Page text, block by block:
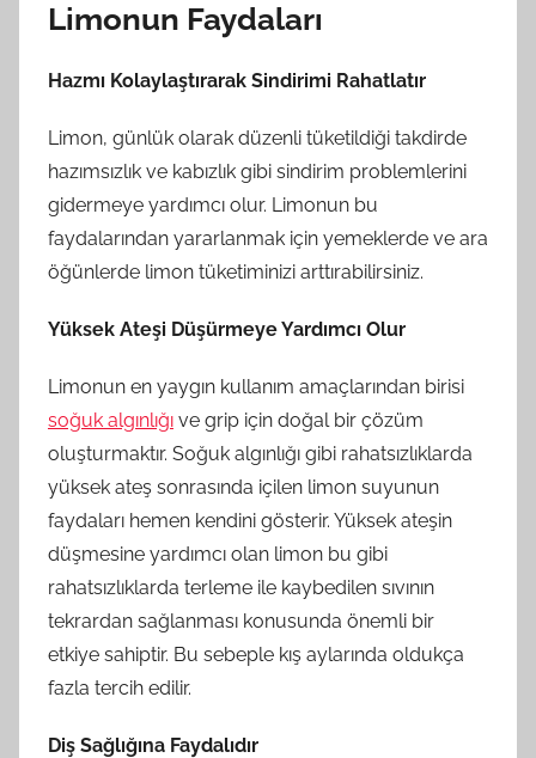
Limonun Faydaları
Hazmı Kolaylaştırarak Sindirimi Rahatlatır
Limon, günlük olarak düzenli tüketildiği takdirde
hazımsızlık ve kabızlık gibi sindirim problemlerini
gidermeye yardımcı olur. Limonun bu
faydalarından yararlanmak için yemeklerde ve ara
öğünlerde limon tüketiminizi arttırabilirsiniz.
Yüksek Ateşi Düşürmeye Yardımcı Olur
Limonun en yaygın kullanım amaçlarından birisi
soğuk algınlığı ve grip için doğal bir çözüm
oluşturmaktır. Soğuk algınlığı gibi rahatsızlıklarda
yüksek ateş sonrasında içilen limon suyunun
faydaları hemen kendini gösterir. Yüksek ateşin
düşmesine yardımcı olan limon bu gibi
rahatsızlıklarda terleme ile kaybedilen sıvının
tekrardan sağlanması konusunda önemli bir
etkiye sahiptir. Bu sebeple kış aylarında oldukça
fazla tercih edilir.
Diş Sağlığına Faydalıdır